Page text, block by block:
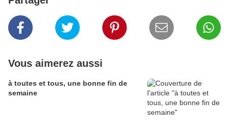
Vous aimerez aussi
à toutes et tous, une bonne fin de
semaine